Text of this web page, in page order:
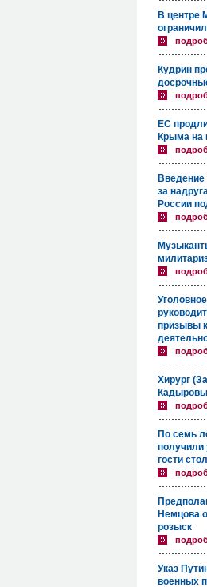
В центре
Кудрин
ЕС
Крыма на
Введение
за
России
призывы
Хирург
По семь
получили
гости
Немцова
розыск
Указ
военных